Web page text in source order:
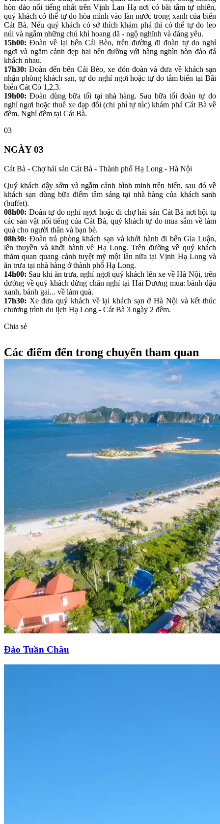
hòn đảo nổi tiếng nhất trên Vịnh Lan Hạ nơi có bãi tắm tự nhiên,
quý khách có thể tự do hòa mình vào làn nước trong xanh của biển
Cát Bà. Nếu quý khách có sở thích khám phá thì có thể tự do leo
núi và ngắm những chú khỉ hoang dã - ngộ nghĩnh và đáng yêu.
15h00: Đoàn về lại bến Cái Bèo, trên đường đi đoàn tự do nghỉ
ngơi và ngắm cảnh đẹp hai bên đường với hàng nghìn hòn đảo đá
khách nhau.
17h30: Đoàn đến bến Cái Bèo, xe đón đoàn và đưa về khách sạn
nhận phòng khách sạn, tự do nghỉ ngơi hoặc tự do tắm biển tại Bãi
biển Cát Cò 1,2,3.
19h00:Đoàn dùng bữa tối tại nhà hàng. Sau bữa tối đoàn tự do
nghỉ ngơi hoặc thuê xe đạp đôi (chi phí tự túc) khám phá Cát Bà về
đêm. Nghỉ đêm tại Cát Bà.
03
NGÀY 03
Cát Bà - Chợ hải sản Cát Bà - Thành phố Hạ Long - Hà Nội
Quý khách dậy sớm và ngắm cảnh bình minh trên biển, sau đó về
khách sạn dùng bữa điểm tâm sáng tại nhà hàng của khách sanh
(buffet).
08h00: Đoàn tự do nghỉ ngơi hoặc đi chợ hải sản Cát Bà nơi hội tụ
các sản vật nổi tiếng của Cát Bà, quý khách tự do mua sắm về làm
quà cho người thân và bạn bè.
08h30: Đoàn trả phòng khách sạn và khởi hành đi bến Gia Luận,
lên thuyền và khởi hành về Hạ Long. Trên đường về quý khách
thăm quan quang cảnh tuyệt mỹ một lần nữa tại Vịnh Hạ Long và
ăn trưa tại nhà hàng ở thành phố Hạ Long.
14h00: Sau khi ăn trưa, nghỉ ngơi quý khách lên xe về Hà Nội, trên
đường về quý khách dừng chân nghỉ tại Hải Dương mua: bánh dậu
xanh, bánh gai... về làm quà.
17h30: Xe đưa quý khách về lại khách sạn ở Hà Nội và kết thúc
chương trình du lịch Hạ Long - Cát Bà 3 ngày 2 đêm.
Chia sẻ
Các điểm đến trong chuyến tham quan
Đảo Tuần Châu